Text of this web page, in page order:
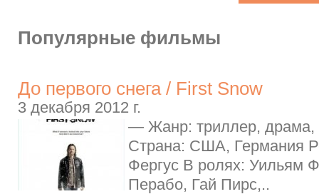
Популярные фильмы
До первого снега / First Snow
3 декабря 2012 г.
— Жанр: триллер, драма,
Страна: США, Германия
Фергус В ролях: Уильям
Перабо, Гай Пирс,..